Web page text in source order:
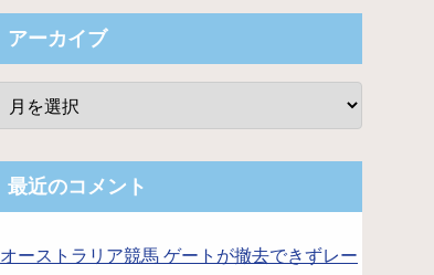
アーカイブ
最近のコメント
オーストラリア競馬 ゲートが撤去できずレー